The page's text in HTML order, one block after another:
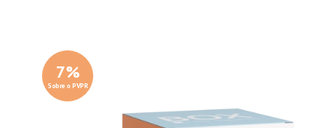
7%
Sobre o PVPR